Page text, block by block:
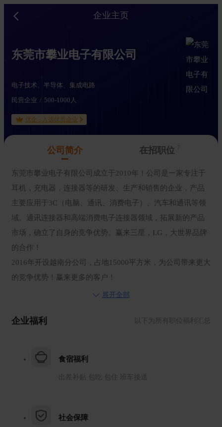
企业主页
东莞市攀业电子有限公司
电子技术、半导体、集成电路
民营企业
500-1000人
优企 · 入选优质企业
公司简介 在招职位 7
东莞市攀业电子有限公司成立于2010年！公司是一家专注于
耳机，充电器，连接器等的研发、生产和销售的企业，产品
主要应用于3C（电脑、通讯、消费电子）、汽车和通讯等领
域。通讯连接器和高端消费电子连接器领域，拓展新的产品
市场，确立了自身的竞争优势。赢来三星，LG，大世界品牌
的合作！
2016年开设越南分公司，占地15000平方米，为公司带来更大
的竞争优势！赢来更多的客户！
地址：东莞市大朗镇高英村高英路88号
展开全部
企业福利 以下为所有职位福利汇总
食宿福利
出差补贴 包吃 包住 班车接送
社会保障